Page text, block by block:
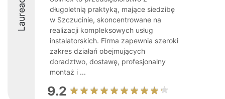
Laureaci
długoletnią praktyką, mające siedzibę
w Szczucinie, skoncentrowane na
realizacji kompleksowych usług
instalatorskich. Firma zapewnia szeroki
zakres działań obejmujących
doradztwo, dostawę, profesjonalny
montaż i ...
9.2